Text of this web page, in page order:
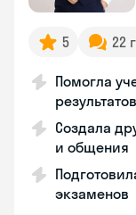
5 22
Помогла
Создала
и общения
экзаменов